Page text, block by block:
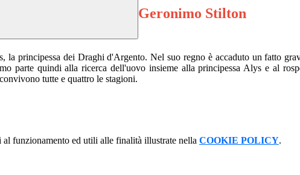
Geronimo Stilton
la principessa dei Draghi d'Argento. Nel suo regno è accaduto un fatto
parte quindi alla ricerca dell'uovo insieme alla principessa Alys e al
tutte e quattro le stagioni.
funzionamento ed utili alle finalità illustrate nella COOKIE POLICY.